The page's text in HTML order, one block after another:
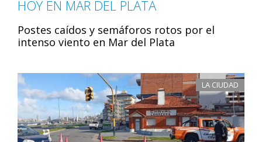
HOY EN MAR DEL PLATA
Postes caídos y semáforos rotos por el
intenso viento en Mar del Plata
LA CIUDAD